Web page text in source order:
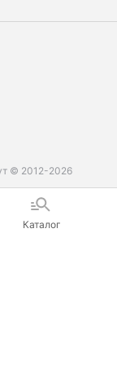
© 2012-2026
Каталог